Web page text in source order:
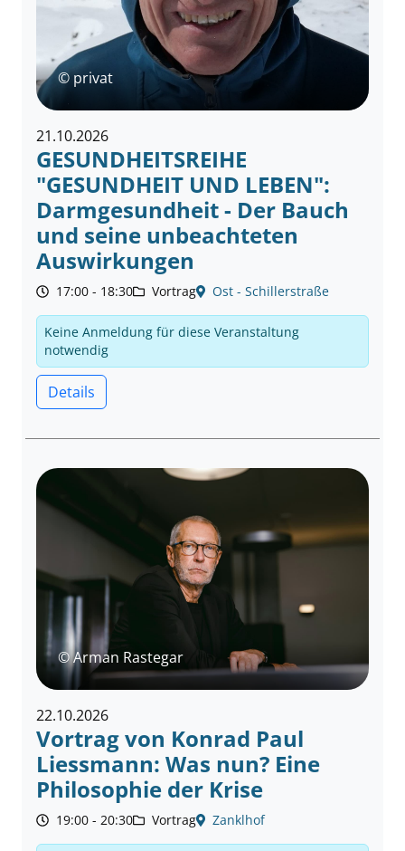
21.10.2026
GESUNDHEITSREIHE
"GESUNDHEIT UND LEBEN":
Darmgesundheit - Der Bauch
und seine unbeachteten
Auswirkungen
17:00 - 18:30 Vortrag Ost - Schillerstraße
Keine Anmeldung für diese Veranstaltung
notwendig
Details
© privat
22.10.2026
Vortrag von Konrad Paul
Liessmann: Was nun? Eine
Philosophie der Krise
19:00 - 20:30 Vortrag Zanklhof
© Arman Rastegar